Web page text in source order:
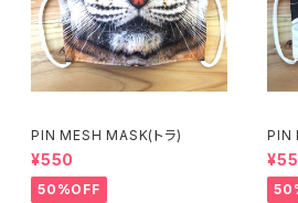
PIN MESH MASK(トラ)
¥550
50%OFF
PIN
こ)